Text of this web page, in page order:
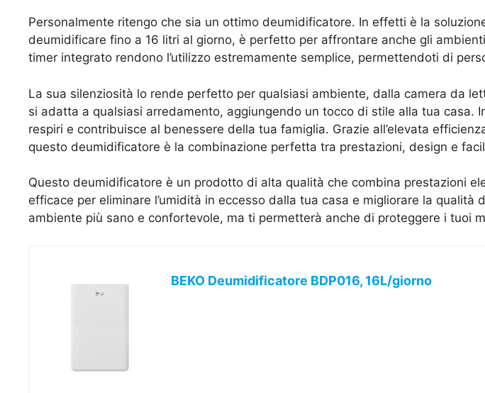
Personalmente ritengo che sia un ottimo deumidificatore. In effetti è la
deumidificare fino a 16 litri al giorno, è perfetto per affrontare anche gli
timer integrato rendono l’utilizzo estremamente semplice, permettendoti di
La sua silenziosità lo rende perfetto per qualsiasi ambiente, dalla camera da
si adatta a qualsiasi arredamento, aggiungendo un tocco di stile alla tua casa.
respiri e contribuisce al benessere della tua famiglia. Grazie all’elevata
questo deumidificatore è la combinazione perfetta tra prestazioni, design e
Questo deumidificatore è un prodotto di alta qualità che combina prestazioni
efficace per eliminare l’umidità in eccesso dalla tua casa e migliorare la
ambiente più sano e confortevole, ma ti permetterà anche di proteggere i tuoi
BEKO Deumidificatore BDP016, 16L/giorno